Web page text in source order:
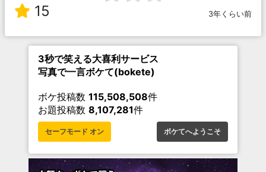
15 3年くらい前
3秒で笑える大喜利サービス
写真で一言ボケて(bokete)
ボケ投稿数 115,508,508件
お題投稿数 8,107,281件
セーフモード オン ボケてへようこそ